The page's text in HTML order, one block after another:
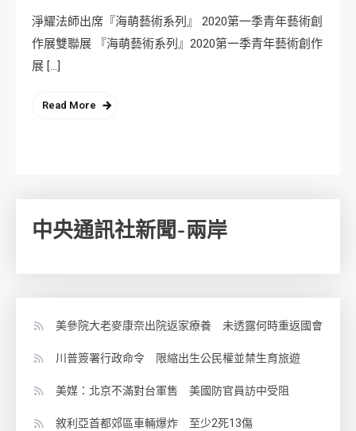
淨耀法師出席『海萌藝術系列』 2020第一季青年藝術創
作展雙聯展 『海萌藝術系列』2020第一季青年藝術創作
展 […]
Read More
中央通訊社新聞-兩岸
美參院大老麥康奈出院返家療養 未透露何時重返國會
川普簽署行政命令 限縮出生公民權並禁生育旅遊
美媒：北京不滿對台軍售 美國防官員訪中受阻
敘利亞首都郊區車輛爆炸 至少2死13傷